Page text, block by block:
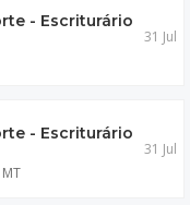
- Escriturário
31 Jul
- Escriturário
31 Jul